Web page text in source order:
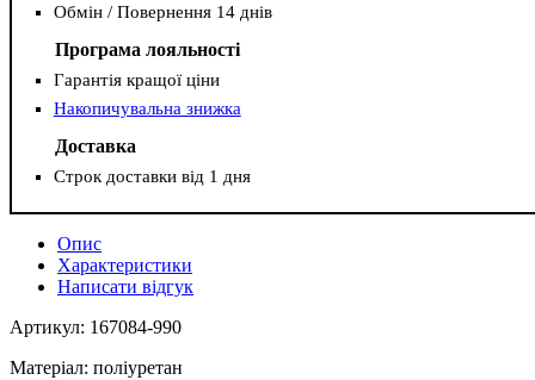
Обмін / Повернення 14 днів
Програма лояльності
Гарантія кращої ціни
Накопичувальна знижка
Доставка
Строк доставки від 1 дня
Опис
Характеристики
Написати відгук
Артикул: 167084-990
Матеріал: поліуретан